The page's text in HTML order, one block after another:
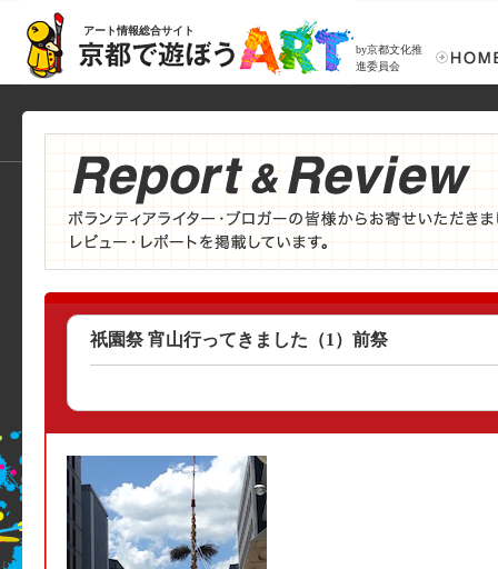
アート情報総合サイト
by京都文化推
進委員会
祇園祭 宵山行ってきました（1）前祭